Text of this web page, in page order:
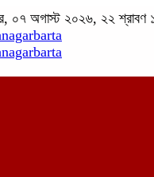
০৭ অগাস্ট ২০২৬, ২২ শ্রাবণ